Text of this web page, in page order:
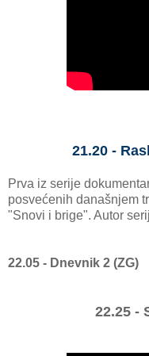
21.20 -
Prva iz serije
posvećenih današnjem
"Snovi i brige". Autor
22.05 - Dnevnik 2 (ZG)
22.25 -